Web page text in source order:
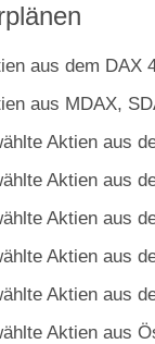
aus dem DAX
aus MDAX,
Aktien aus
Aktien aus
Aktien aus
Aktien aus
Aktien aus
Aktien aus